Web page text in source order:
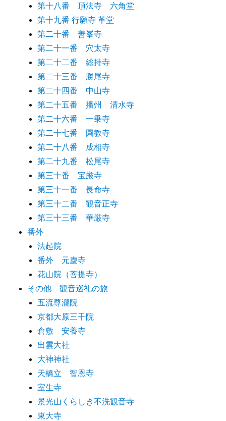
第十八番 頂法寺 六角堂
第十九番 行願寺 革堂
第二十番 善峯寺
第二十一番 穴太寺
第二十二番 総持寺
第二十三番 勝尾寺
第二十四番 中山寺
第二十五番 播州 清水寺
第二十六番 一乗寺
第二十七番 圓教寺
第二十八番 成相寺
第二十九番 松尾寺
第三十番 宝厳寺
第三十一番 長命寺
第三十二番 観音正寺
第三十三番 華厳寺
番外
法起院
番外 元慶寺
花山院（菩提寺）
その他 観音巡礼の旅
五流尊瀧院
京都大原三千院
倉敷 安養寺
出雲大社
大神神社
天橋立 智恩寺
室生寺
景光山くらしき不洗観音寺
東大寺